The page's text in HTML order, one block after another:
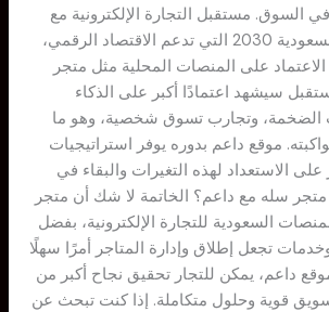
السوق. مستقبل التجارة الإلكترونية مع
متجر سلة مع رؤية السعودية 2030 التي تدعم الاقتصاد الرقمي،
على المنصات المحلية مثل متجر
سيشهد اعتمادًا أكبر على الذكاء
الضخمة، وتجارب تسوق شخصية، وهو ما
موقع داعم بدوره يوفر استراتيجيات
الاستعداد لهذه التغيرات والبقاء في
متجر سله مع داعم؟ الخاتمة لا شك أن متجر
السعودية للتجارة الإلكترونية، بفضل
تجعل إطلاق وإدارة المتاجر أمرًا سهلًا
داعم، يمكن للتجار تحقيق نجاح أكبر من
قوية وحلول متكاملة. إذا كنت تبحث عن